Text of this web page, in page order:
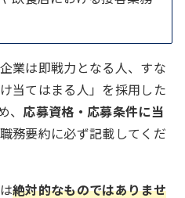
業は即戦力となる人、すな
当てはまる人」を採用した
応募資格・応募条件に当
務要約に必ず記載してくだ
絶対的なものではありませ